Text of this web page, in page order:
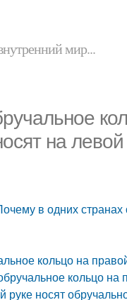
мир...
на левой
в одних
кольцо на
кольцо на
носят